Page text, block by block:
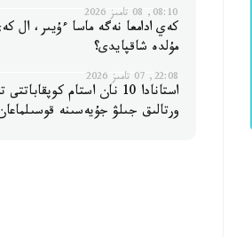
08:10, 08 تامىز 2026
كەي ادامعا نەگە ماسا ءۇيىر، ال
مۇلدە شاقپايدى؟
22:08, 07 تامىز 2026
استانادا 10 نان استام
ورتالىق جىلۋ جۇيەسىنە